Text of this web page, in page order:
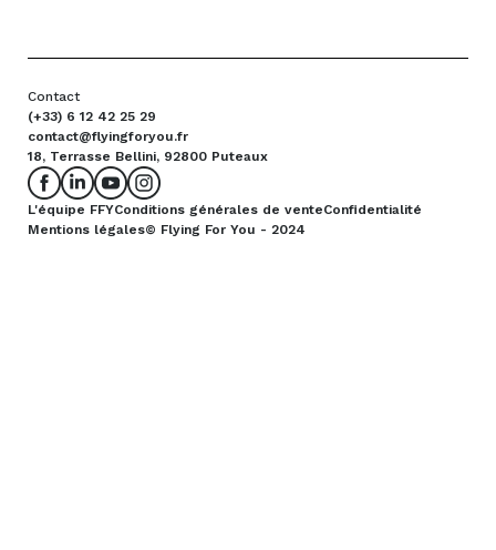
Contact
(+33) 6 12 42 25 29
contact@flyingforyou.fr
18, Terrasse Bellini, 92800 Puteaux
L'équipe FFYConditions générales de venteConfidentialité
Mentions légales© Flying For You - 2024